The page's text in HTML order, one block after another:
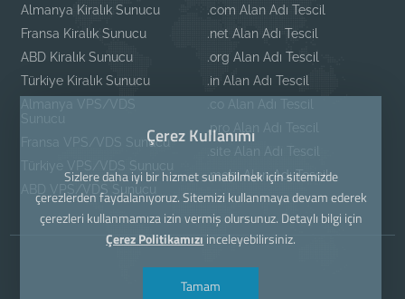
Almanya Kiralık Sunucu
Fransa Kiralık Sunucu
ABD Kiralık Sunucu
Türkiye Kiralık Sunucu
Almanya VPS/VDS
Sunucu
Fransa VPS/VDS Sunucu
Türkiye VPS/VDS Sunucu
ABD VPS/VDS Sunucu
.com Alan Adı Tescil
.net Alan Adı Tescil
.org Alan Adı Tescil
.in Alan Adı Tescil
.co Alan Adı Tescil
.pro Alan Adı Tescil
.site Alan Adı Tescil
.mobi Alan Adı Tescil
Çerez Kullanımı
Sizlere daha iyi bir hizmet sunabilmek için sitemizde
çerezlerden faydalanıyoruz. Sitemizi kullanmaya devam ederek
çerezleri kullanmamıza izin vermiş olursunuz. Detaylı bilgi için
Çerez Politikamızı inceleyebilirsiniz.
Tamam